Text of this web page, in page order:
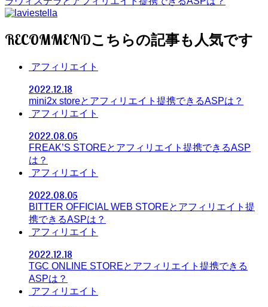
RECOMMEND
アフィリエイト
2022.12.18
mini2x storeとアフィリエイト提携できるASPは？
アフィリエイト
2022.08.05
FREAK’S STOREとアフィリエイト提携できるASP
は？
アフィリエイト
2022.08.05
BITTER OFFICIAL WEB STOREとアフィリエイト提
携できるASPは？
アフィリエイト
2022.12.18
TGC ONLINE STOREとアフィリエイト提携できる
ASPは？
アフィリエイト